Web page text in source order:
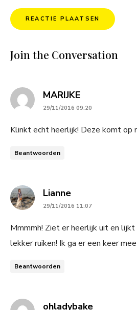
Join the Conversation
MARIJKEsays:
29/11/2016 09:20
Klinkt echt heerlijk! Deze komt op
Beantwoorden
Liannesays:
29/11/2016 11:07
Mmmmh! Ziet er heerlijk uit en lijkt
lekker ruiken! Ik ga er een keer
Beantwoorden
ohladybakesays: